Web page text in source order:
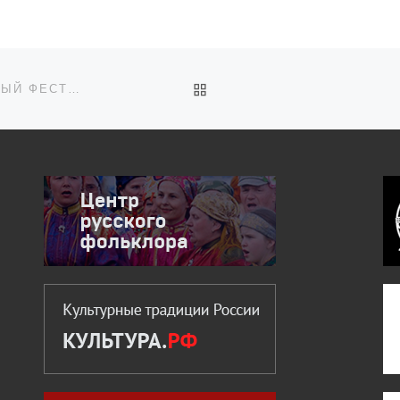
ОБРАТНО К СПИСКУ